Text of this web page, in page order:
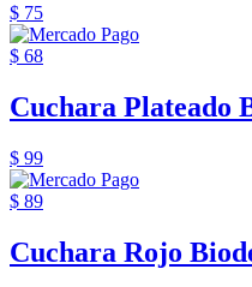
$ 75
$ 68
Cuchara Plateado
$ 99
$ 89
Cuchara Rojo